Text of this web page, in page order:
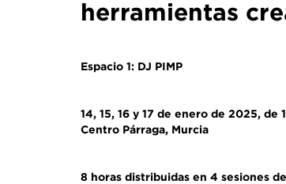
herramientas
Espacio 1: DJ PIMP
14, 15, 16 y 17 de enero de 2025, de
Centro Párraga, Murcia
8 horas distribuidas en 4 sesiones